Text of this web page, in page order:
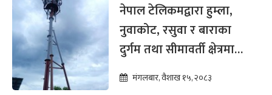
नेपाल टेलिकमद्वारा हुम्ला,
नुवाकोट, रसुवा र बाराका
दुर्गम तथा सीमावर्ती क्षेत्रमा
टुजी र फोरजी सेवा विस्तार
मंगलबार, वैशाख १५, २०८३